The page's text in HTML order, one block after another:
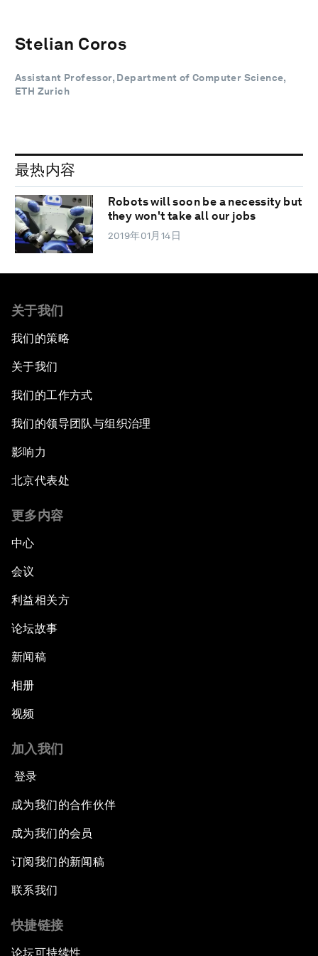
Stelian Coros
Assistant Professor, Department of Computer Science,
ETH Zurich
最热内容
Robots will soon be a necessity but
they won't take all our jobs
2019年01月14日
关于我们
我们的策略
关于我们
我们的工作方式
我们的领导团队与组织治理
影响力
北京代表处
更多内容
中心
会议
利益相关方
论坛故事
新闻稿
相册
视频
加入我们
登录
成为我们的合作伙伴
成为我们的会员
订阅我们的新闻稿
联系我们
快捷链接
论坛可持续性